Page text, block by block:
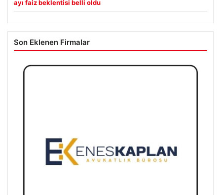
ayı faiz beklentisi belli oldu
Son Eklenen Firmalar